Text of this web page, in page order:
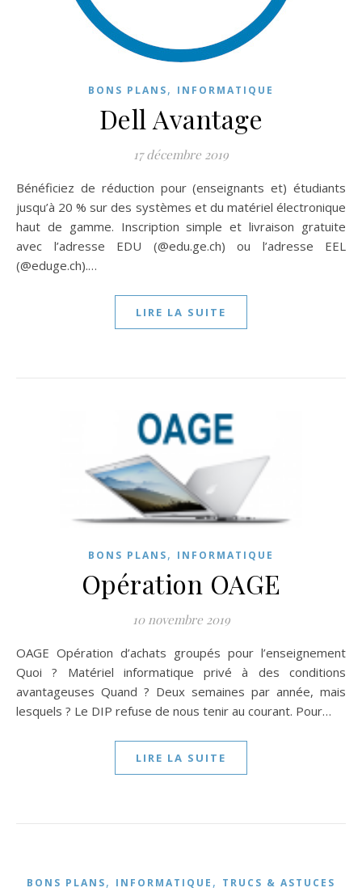
BONS PLANS, INFORMATIQUE
Dell Avantage
17 décembre 2019
Bénéficiez de réduction pour (enseignants et) étudiants
jusqu’à 20 % sur des systèmes et du matériel électronique
haut de gamme. Inscription simple et livraison gratuite
avec l’adresse EDU (@edu.ge.ch) ou l’adresse EEL
(@eduge.ch).…
LIRE LA SUITE
BONS PLANS, INFORMATIQUE
Opération OAGE
10 novembre 2019
OAGE Opération d’achats groupés pour l’enseignement
Quoi ? Matériel informatique privé à des conditions
avantageuses Quand ? Deux semaines par année, mais
lesquels ? Le DIP refuse de nous tenir au courant. Pour…
LIRE LA SUITE
BONS PLANS, INFORMATIQUE , TRUCS & ASTUCES